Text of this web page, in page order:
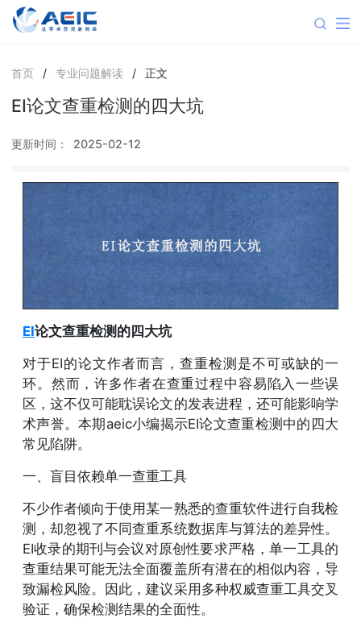
首页 / 专业问题解读 / 正文
EI论文查重检测的四大坑
更新时间： 2025-02-12
EI论文查重检测的四大坑
对于EI的论文作者而言，查重检测是不可或缺的一
环。然而，许多作者在查重过程中容易陷入一些误
区，这不仅可能耽误论文的发表进程，还可能影响学
术声誉。本期aeic小编揭示EI论文查重检测中的四大
常见陷阱。
一、盲目依赖单一查重工具
不少作者倾向于使用某一熟悉的查重软件进行自我检
测，却忽视了不同查重系统数据库与算法的差异性。
EI收录的期刊与会议对原创性要求严格，单一工具的
查重结果可能无法全面覆盖所有潜在的相似内容，导
致漏检风险。因此，建议采用多种权威查重工具交叉
验证，确保检测结果的全面性。